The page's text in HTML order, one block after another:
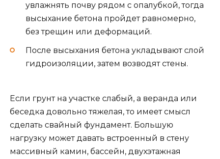
увлажнять почву рядом с опалубкой, тогда
высыхание бетона пройдет равномерно,
без трещин или деформаций.
После высыхания бетона укладывают слой
гидроизоляции, затем возводят стены.
Если грунт на участке слабый, а веранда или
беседка довольно тяжелая, то имеет смысл
сделать свайный фундамент. Большую
нагрузку может давать встроенный в стену
массивный камин, бассейн, двухэтажная